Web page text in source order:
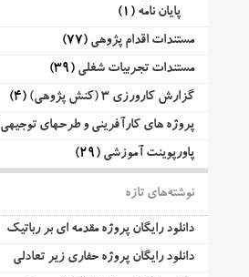
پایان نامه (1)
مستندات اقدام پژوهی (77)
مستندات تجربیات شغلی (39)
گزارش کارورزی 3 (کنش پژوهی)
(4)
پروژه های کارآفرینی و طرحهای توجیهی
پاورپوینت آموزشی (29)
نوشته‌های تازه
دانلود رایگان پروژه مقدمه ای بر رباتیک
دانلود رایگان پروژه حفاری زیر تعادلی